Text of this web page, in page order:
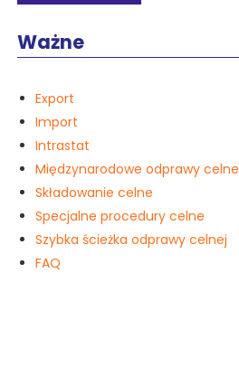
Ważne
Export
Import
Intrastat
Międzynarodowe odprawy celne
Składowanie celne
Specjalne procedury celne
Szybka ścieżka odprawy celnej
FAQ